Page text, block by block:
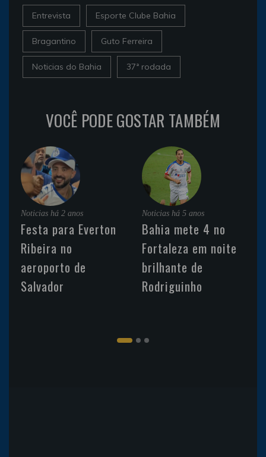
Entrevista Esporte Clube Bahia
Bragantino Guto Ferreira
Noticias do Bahia 37ª rodada
VOCÊ PODE GOSTAR TAMBÉM
Noticias há 2 anos
Festa para Everton
Ribeira no
aeroporto de
Salvador
Noticias há 5 anos
Bahia mete 4 no
Fortaleza em noite
brilhante de
Rodriguinho